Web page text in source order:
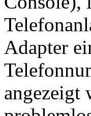
Adapter
angezeigt